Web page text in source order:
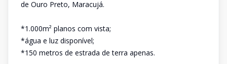
de Ouro Preto, Maracujá.
*1.000m² planos com vista;
*água e luz disponível;
*150 metros de estrada de terra apenas.